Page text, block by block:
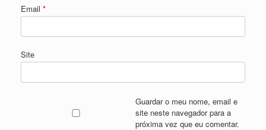
Email *
Site
Guardar o meu nome, email e
site neste navegador para a
próxima vez que eu comentar.